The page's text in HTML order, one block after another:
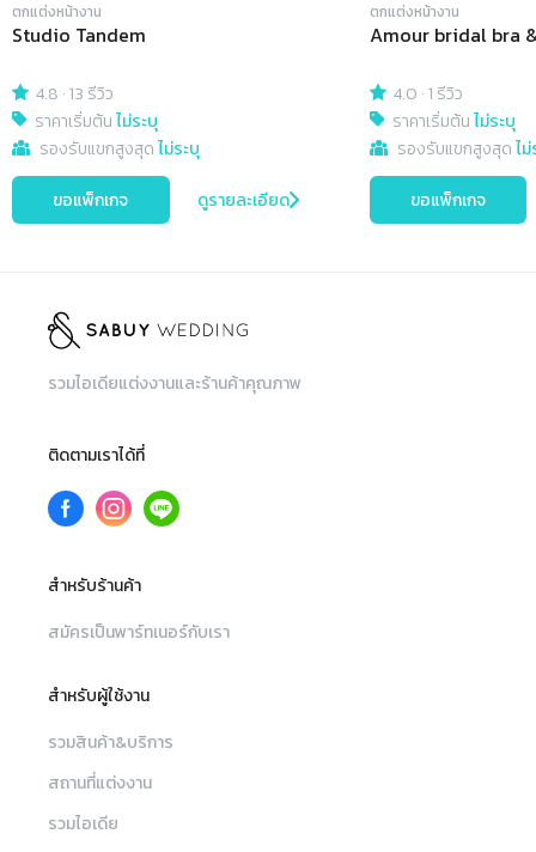
ตกแต่งหน้างาน
Studio Tandem
4.8 ·13 รีวิว
ราคาเริ่มต้นไม่ระบุ
รองรับแขกสูงสุดไม่ระบุ
ขอแพ็กเกจ ดูรายละเอียด
ตกแต่งหน้างาน
Amour bridal bra
4.0 ·1 รีวิว
ราคาเริ่มต้นไม่ระบุ
รองรับแขกสูงสุดไ
ขอแพ็กเกจ
รวมไอเดียแต่งงานและร้านค้าคุณภาพ
ติดตามเราได้ที่
สำหรับร้านค้า
สมัครเป็นพาร์ทเนอร์กับเรา
สำหรับผู้ใช้งาน
รวมสินค้า&บริการ
สถานที่แต่งงาน
รวมไอเดีย